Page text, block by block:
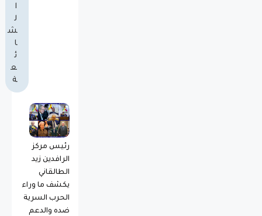
ا
ل
ش
ا
ئ
ع
ة
رئيس مركز
الرافدين زيد
الطالقاني
يكشف ما وراء
الحرب السرية
ضده والدعم